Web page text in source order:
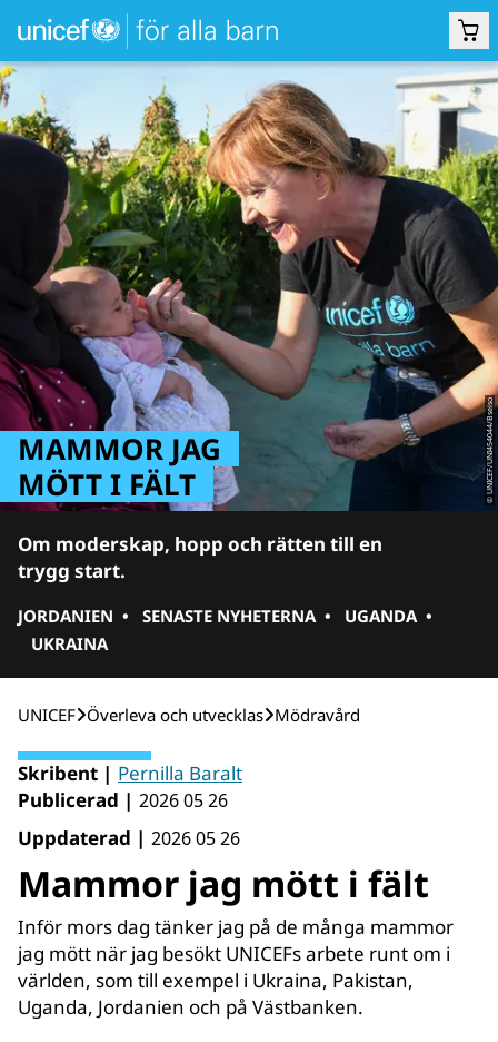
© UNICEF/UNI454044/Bseiso
MAMMOR JAG
MÖTT I FÄLT
Om moderskap, hopp och rätten till en
trygg start.
JORDANIEN • SENASTE NYHETERNA • UGANDA •
UKRAINA
UNICEF Över­leva och utvecklas Mödravård
Skribent | Pernilla Baralt
Publicerad | 2026 05 26
Uppdaterad | 2026 05 26
Mammor jag mött i fält
Inför mors dag tänker jag på de många mammor
jag mött när jag besökt UNICEFs arbete runt om i
världen, som till exempel i Ukraina, Pakistan,
Uganda, Jordanien och på Västbanken.